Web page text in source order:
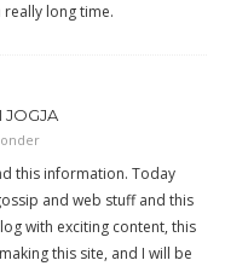
long time.
JOGJA
this information. Today
and web stuff and this
with exciting content, this
this site, and I will be